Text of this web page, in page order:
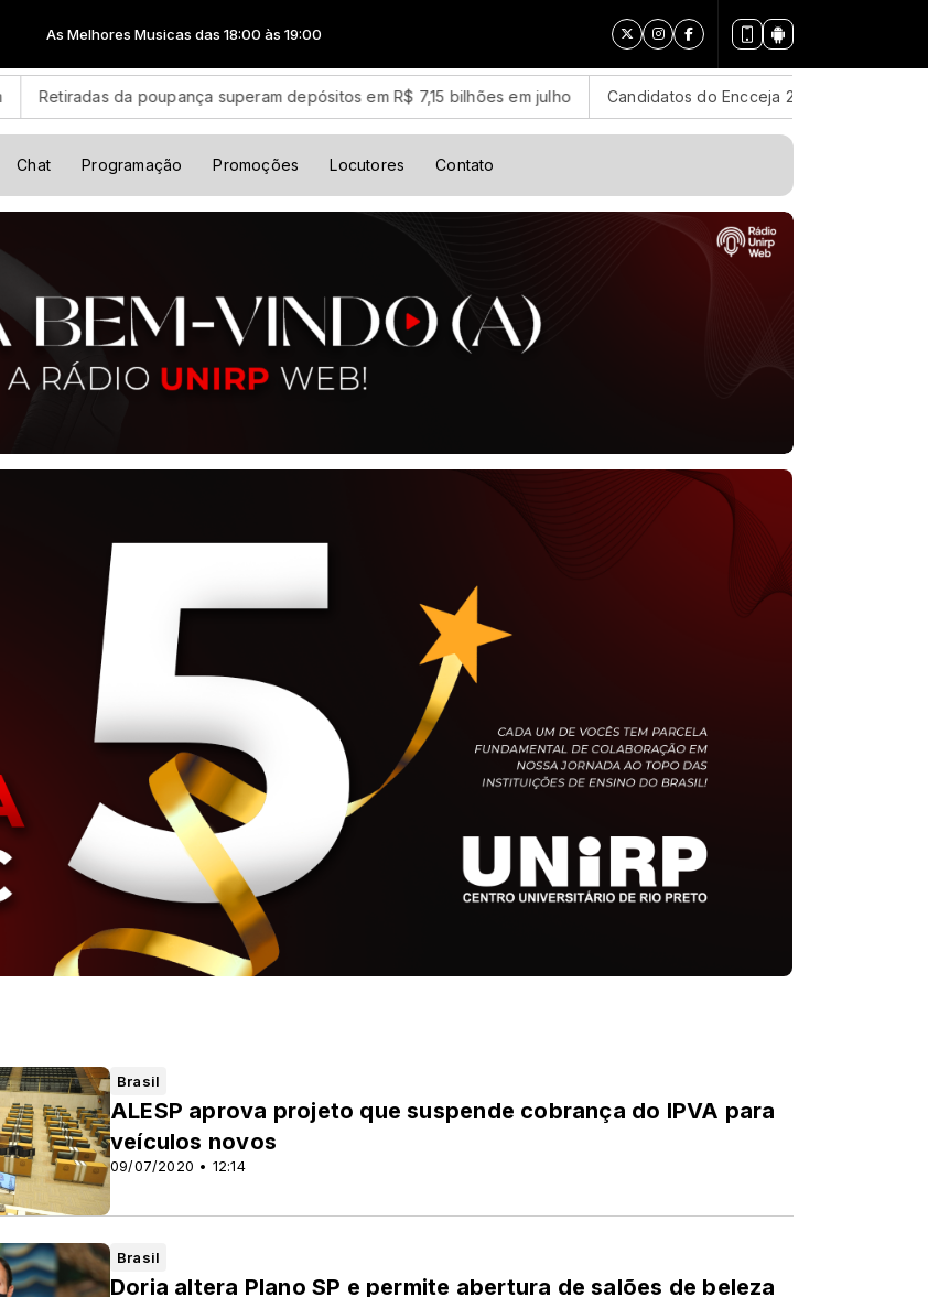
Musicas das 18:00 às 19:00
da poupança superam depósitos em R$ 7,15 bilhões em julho Candidatos do Encceja 2026 podem consultar o
Chat Programação Promoções Locutores Contato
Brasil
09/07/2020 • 12:14
ALESP aprova projeto que suspende cobrança do IPVA para
veículos novos
Brasil
Doria altera Plano SP e permite abertura de salões de beleza